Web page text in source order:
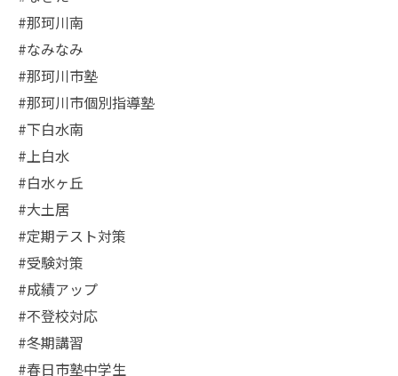
#那珂川南
#なみなみ
#那珂川市塾
#那珂川市個別指導塾
#下白水南
#上白水
#白水ヶ丘
#大土居
#定期テスト対策
#受験対策
#成績アップ
#不登校対応
#冬期講習
#春日市塾中学生